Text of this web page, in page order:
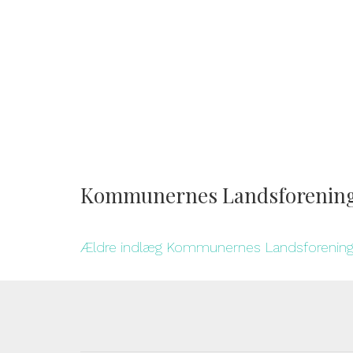
Kommunernes
Ældre indlæg Kommunernes Landsforening